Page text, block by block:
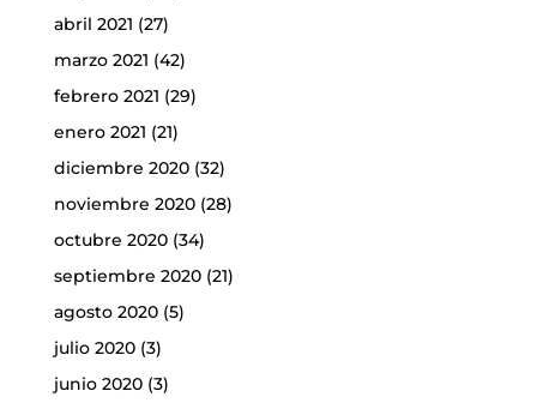
abril 2021 (27)
marzo 2021 (42)
febrero 2021 (29)
enero 2021 (21)
diciembre 2020(32)
noviembre 2020(28)
octubre 2020(34)
septiembre 2020(21)
agosto 2020(5)
julio 2020(3)
junio 2020(3)